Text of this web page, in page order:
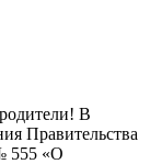
В
Правительства
555 «О